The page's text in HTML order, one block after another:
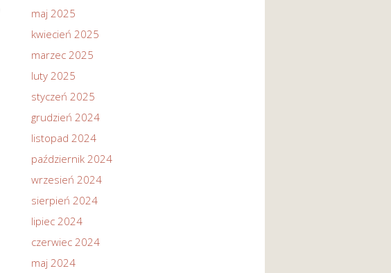
maj 2025
kwiecień 2025
marzec 2025
luty 2025
styczeń 2025
grudzień 2024
listopad 2024
październik 2024
wrzesień 2024
sierpień 2024
lipiec 2024
czerwiec 2024
maj 2024